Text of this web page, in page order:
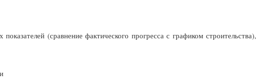
(сравнение фактического прогресса с графиком строительства),